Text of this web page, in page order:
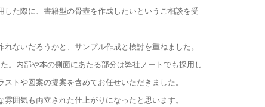
た際に、書籍型の骨壺を作成したいというご相談を受
ないだろうかと、サンプル作成と検討を重ねました。
。内部や本の側面にあたる部分は弊社ノートでも採用し
トや図案の提案を含めてお任せいただきました。
囲気も両立された仕上がりになったと思います。